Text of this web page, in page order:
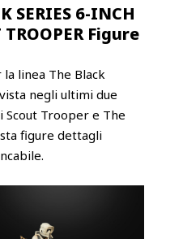
SERIES 6-INCH
TROOPER Figure
linea The Black
negli ultimi due
Trooper e The
figure dettagli